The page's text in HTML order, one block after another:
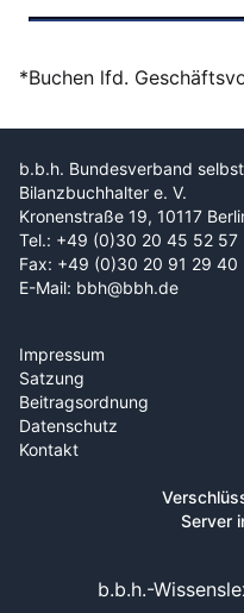
*Buchen lfd.
b.b.h. Bundesverband
Bilanzbuchhalter e. V.
Kronenstraße 19, 10117
Tel.: +49 (0)30 20 45 52 57
Fax: +49 (0)30 20 91 29 40
E-Mail: bbh@bbh.de
Impressum
Satzung
Beitragsordnung
Datenschutz
Kontakt
Server
b.b.h.-